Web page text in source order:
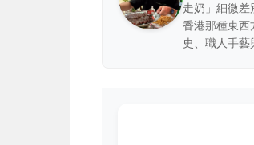
走奶」細微
香港那種東西
史、職人手藝